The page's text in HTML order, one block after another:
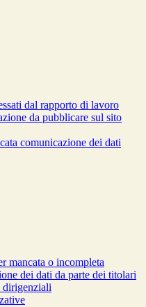
dal rapporto di lavoro
da pubblicare sul sito
comunicazione dei dati
mancata o incompleta
dei dati da parte dei titolari